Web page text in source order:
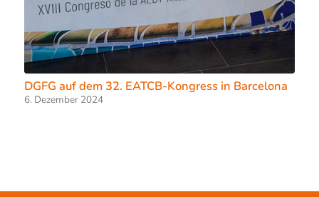
DGFG auf dem 32. EATCB-Kongress in Barcelona
6. Dezember 2024